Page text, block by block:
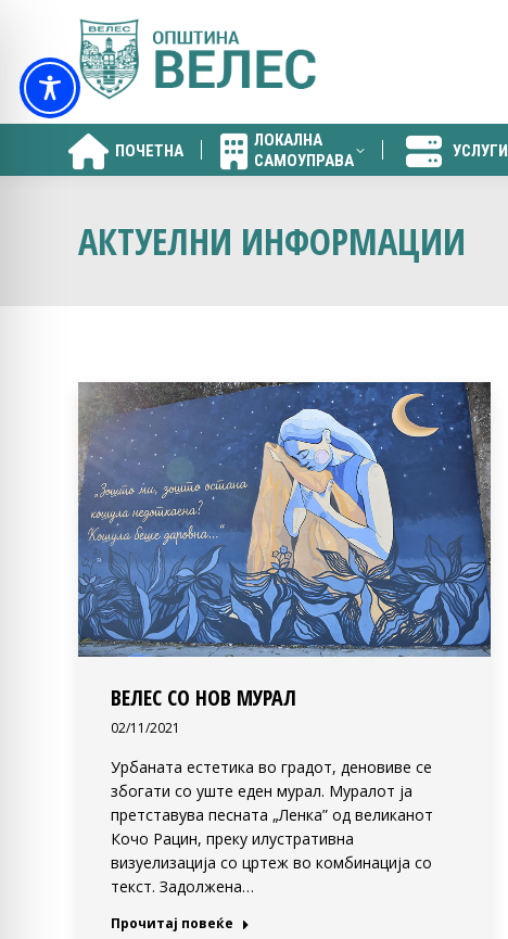
ПОЧЕТНА
ЛОКАЛНА
САМОУПРАВА
УСЛУГИ
АКТУЕЛНИ ИНФОРМАЦИИ
ВЕЛЕС СО НОВ МУРАЛ
02/11/2021
Урбаната естетика во градот, деновиве се
збогати со уште еден мурал. Муралот ја
претставува песната „Ленка” од великанот
Кочо Рацин, преку илустративна
визуелизација со цртеж во комбинација со
текст. Задолжена…
Прочитај повеќе
ПОЧЕТНА